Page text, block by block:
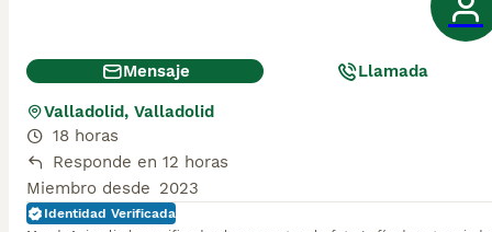
Mensaje Llamada
Valladolid, Valladolid
18 horas
Responde en 12 horas
Miembro desde 2023
Identidad Verificada